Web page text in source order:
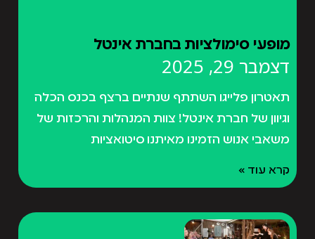
מופעי סימולציות בחברת אינטל
דצמבר 29, 2025
תאטרון פלייגו השתתף שנתיים ברצף בכנס הכלה
וגיוון של חברת אינטל! צוות המנהלות והרכזות של
משאבי אנוש הזמינו מאיתנו סיטואציות
קרא עוד »